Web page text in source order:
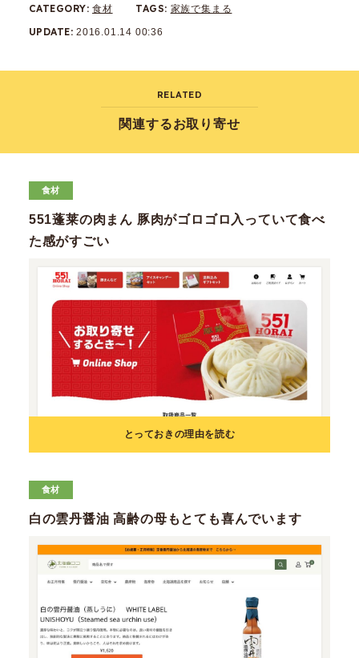
CATEGORY 食材 TAGS 家族で集まる
UPDATE 2016.01.14 00:36
RELATED
関連するお取り寄せ
食材
551蓬莱の肉まん 豚肉がゴロゴロ入っていて食べ
た感がすごい
とっておきの理由を読む
食材
白の雲丹醤油 高齢の母もとても喜んでいます